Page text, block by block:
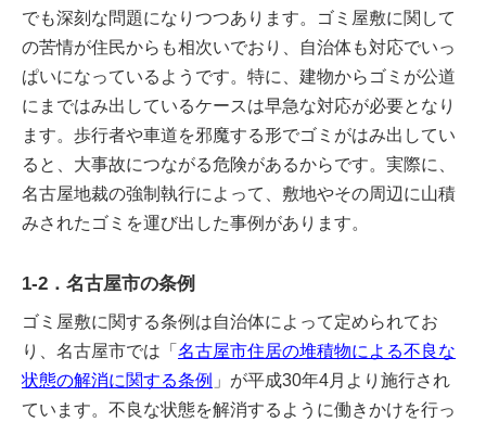
でも深刻な問題になりつつあります。ゴミ屋敷に関して
の苦情が住民からも相次いでおり、自治体も対応でいっ
ぱいになっているようです。特に、建物からゴミが公道
にまではみ出しているケースは早急な対応が必要となり
ます。歩行者や車道を邪魔する形でゴミがはみ出してい
ると、大事故につながる危険があるからです。実際に、
名古屋地裁の強制執行によって、敷地やその周辺に山積
みされたゴミを運び出した事例があります。
1-2．名古屋市の条例
ゴミ屋敷に関する条例は自治体によって定められてお
り、名古屋市では「 名古屋市住居の堆積物による不良な
状態の解消に関する条例 」が平成30年4月より施行され
ています。不良な状態を解消するように働きかけを行っ